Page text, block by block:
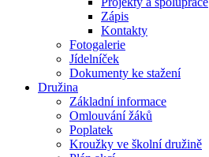
Zápis
Kontakty
Fotogalerie
Jídelníček
Dokumenty ke stažení
Družina
Základní informace
Omlouvání žáků
Poplatek
Kroužky ve školní družině